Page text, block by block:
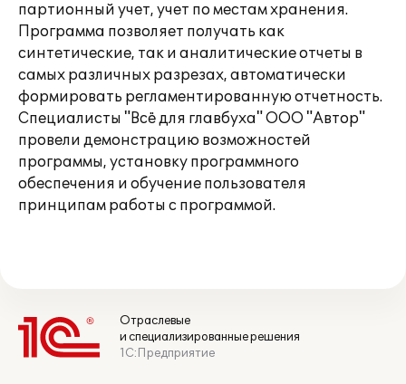
партионный учет, учет по местам хранения.
Программа позволяет получать как
синтетические, так и аналитические отчеты в
самых различных разрезах, автоматически
формировать регламентированную отчетность.
Специалисты "Всё для главбуха" ООО "Автор"
провели демонстрацию возможностей
программы, установку программного
обеспечения и обучение пользователя
принципам работы с программой.
Отраслевые
и специализированные решения
1С:Предприятие